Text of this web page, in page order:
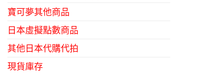
寶可夢其他商品
日本虛擬點數商品
其他日本代購代拍
現貨庫存